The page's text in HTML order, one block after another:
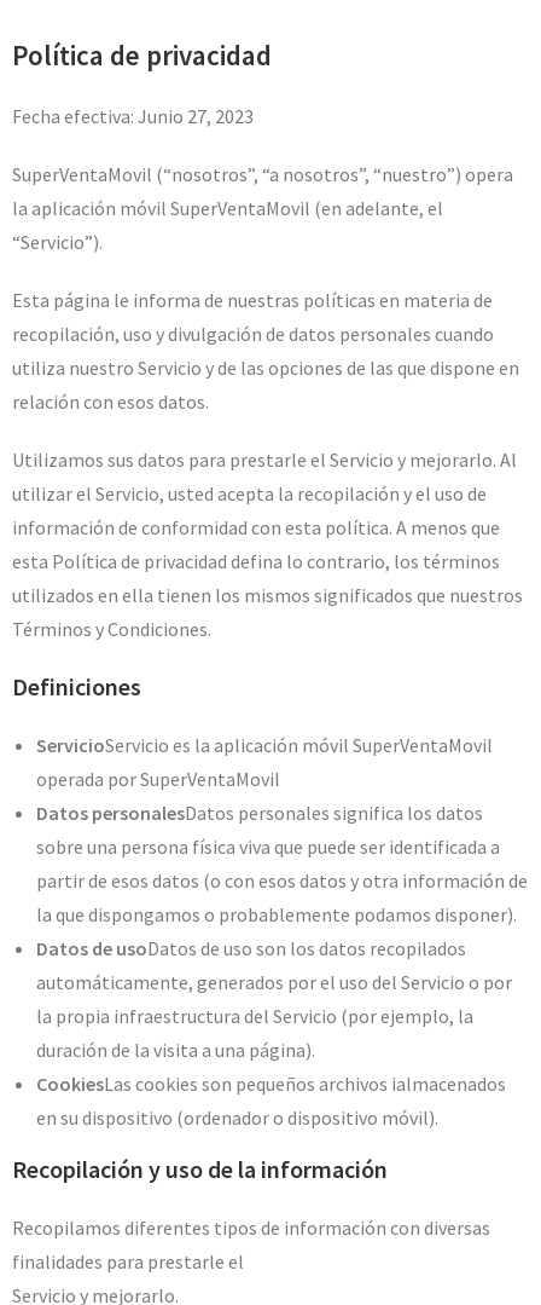
Política de privacidad
Fecha efectiva: Junio 27, 2023
SuperVentaMovil (“nosotros”, “a nosotros”, “nuestro”) opera
la aplicación móvil SuperVentaMovil (en adelante, el
“Servicio”).
Esta página le informa de nuestras políticas en materia de
recopilación, uso y divulgación de datos personales cuando
utiliza nuestro Servicio y de las opciones de las que dispone en
relación con esos datos.
Utilizamos sus datos para prestarle el Servicio y mejorarlo. Al
utilizar el Servicio, usted acepta la recopilación y el uso de
información de conformidad con esta política. A menos que
esta Política de privacidad defina lo contrario, los términos
utilizados en ella tienen los mismos significados que nuestros
Términos y Condiciones.
Definiciones
ServicioServicio es la aplicación móvil SuperVentaMovil
operada por SuperVentaMovil
Datos personalesDatos personales significa los datos
sobre una persona física viva que puede ser identificada a
partir de esos datos (o con esos datos y otra información de
la que dispongamos o probablemente podamos disponer).
Datos de usoDatos de uso son los datos recopilados
automáticamente, generados por el uso del Servicio o por
la propia infraestructura del Servicio (por ejemplo, la
duración de la visita a una página).
CookiesLas cookies son pequeños archivos ialmacenados
en su dispositivo (ordenador o dispositivo móvil).
Recopilación y uso de la información
Recopilamos diferentes tipos de información con diversas
finalidades para prestarle el
Servicio y mejorarlo.